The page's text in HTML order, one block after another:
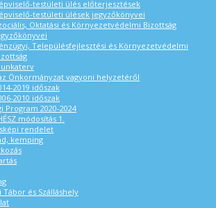
testületi ülés előterjesztések
testületi ülések jegyzőkönyvei
Oktatási és Környezetvédelmi Bizottság
Településfejlesztési és Környezetvédelmi
Önkormányzat vagyoni helyzetéről
2019 időszak
2010 időszak
Program 2020-2024
módosítás 1.
rendelet
kemping
Tábor és Szálláshely